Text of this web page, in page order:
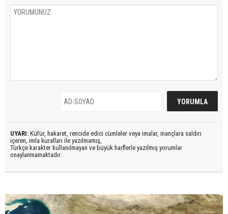
UYARI: Küfür, hakaret, rencide edici cümleler veya imalar, inançlara saldırı
içeren, imla kuralları ile yazılmamış,
Türkçe karakter kullanılmayan ve büyük harflerle yazılmış yorumlar
onaylanmamaktadır.